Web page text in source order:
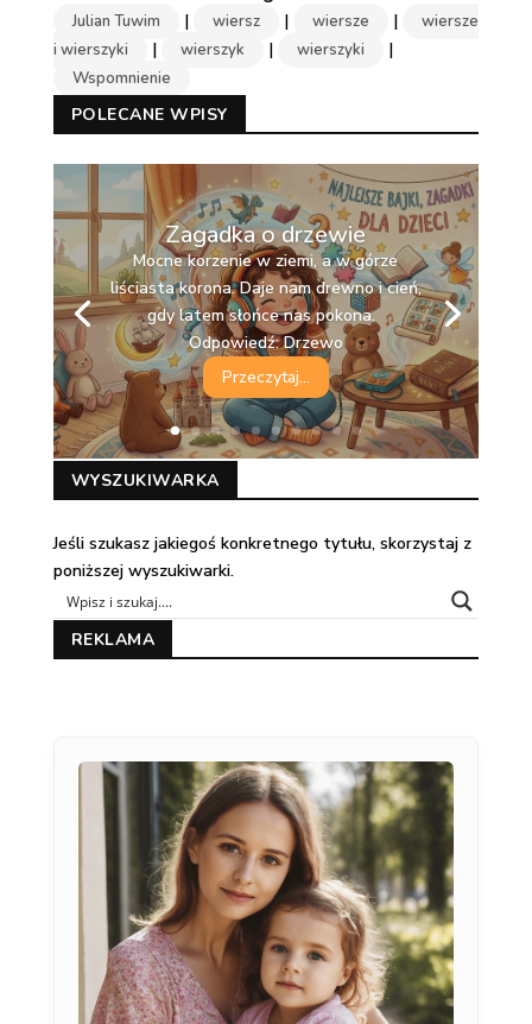
Julian Tuwim | wiersz | wiersze |
wiersze
i wierszyki
| wierszyk | wierszyki |
Wspomnienie
POLECANE WPISY
Zagadka o drzewie
Mocne korzenie w ziemi, a w górze
liściasta korona. Daje nam drewno i cień,
gdy latem słońce nas pokona.
Odpowiedź: Drzewo
Przeczytaj...
WYSZUKIWARKA
Jeśli szukasz jakiegoś konkretnego tytułu, skorzystaj z
poniższej wyszukiwarki.
REKLAMA